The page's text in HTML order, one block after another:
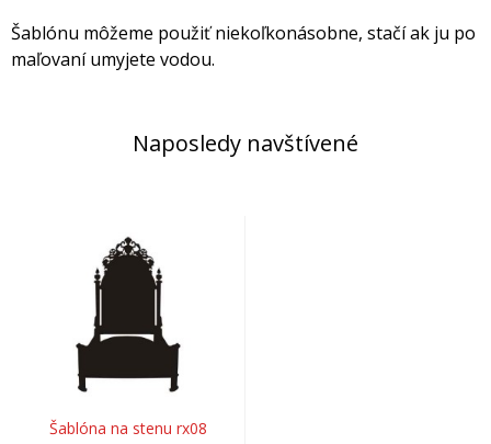
Šablónu môžeme použiť niekoľkonásobne, stačí ak ju po
maľovaní umyjete vodou.
Naposledy navštívené
Šablóna na stenu rx08